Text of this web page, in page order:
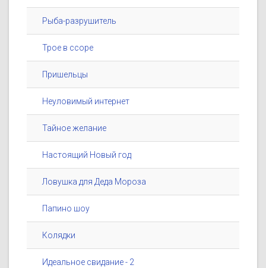
Рыба-разрушитель
Трое в ссоре
Пришельцы
Неуловимый интернет
Тайное желание
Настоящий Новый год
Ловушка для Деда Мороза
Папино шоу
Колядки
Идеальное свидание - 2